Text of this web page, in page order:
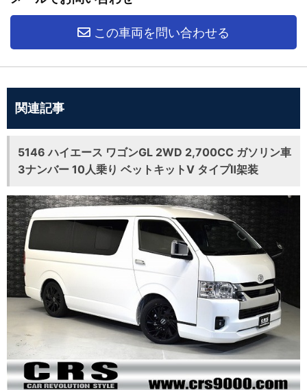
この車両を問い合わせる
関連記事
5146 ハイエース ワゴンGL 2WD 2,700CC ガソリン車
3ナンバー 10人乗り ベットキットⅤ タイプⅡ架装